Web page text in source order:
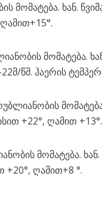
მომატება. ხან.
მომატება.
წმ. ჰაერის
+22°, ღამით +13°.
მომატება.
+20°, ღამით+8 °.